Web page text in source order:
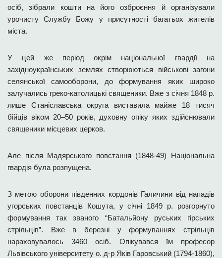
осіб, зібрали кошти на його озброєння й організували
урочисту Службу Божу у присутності багатьох жителів
міста.
У цей же період окрім національної гвардії на
західноукраїнських землях створюються військові загони
селянської самооборони, до формування яких широко
залучались греко-католицькі священики. Вже з січня 1848 р.
лише Станіславська округа виставила майже 18 тисяч
бійців віком 20–50 років, духовну опіку яких здійснювали
священики місцевих церков.
Але після Мадярського повстання (1848-49) Національна
гвардія була розпущена.
З метою оборони південних кордонів Галичини від нападів
угорських повстанців Кошута, у січні 1849 р. розгорнуто
формування так званого “Батальйону руських гірських
стрільців”. Вже в березні у формуваннях стрільців
нараховувалось 3460 осіб. Опікувався їм професор
Львівського університету о. д-р Яків Гаровський (1794-1860),